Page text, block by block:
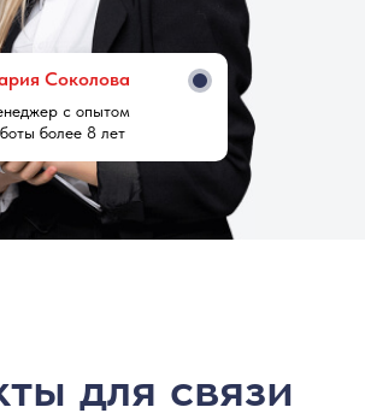
с опытом
более 8 лет
Cоколова
для связи